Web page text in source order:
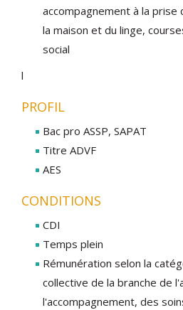
accompagnement à la
la maison et du linge,
social
l
PROFIL
Bac pro ASSP, SAPAT
Titre ADVF
AES
CONDITIONS
CDI
Temps plein
Rémunération selon la
collective de la branche de
l'accompagnement, des